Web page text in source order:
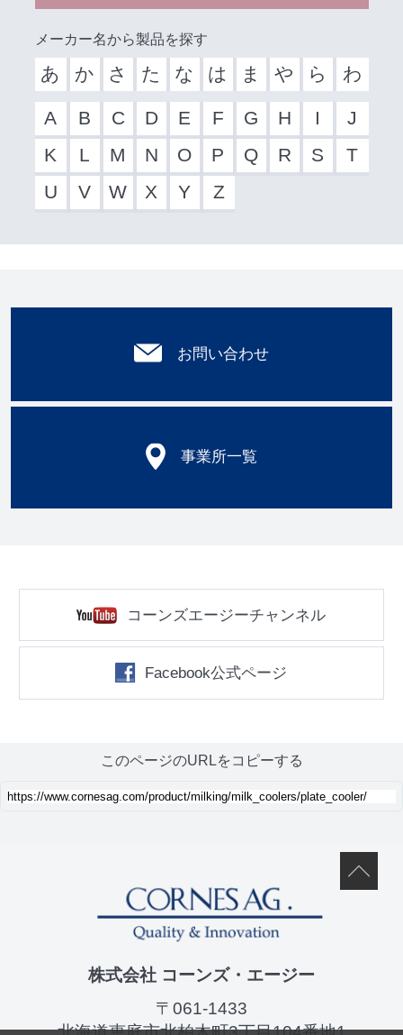
メーカー名から製品を探す
あ か さ た な は ま や ら わ
A B C D E F G H I
J
K
L M N O P Q R S
T
U
V W X Y Z
お問い合わせ
事業所一覧
コーンズエージーチャンネル
Facebook公式ページ
このページのURLをコピーする
株式会社 コーンズ・エージー
〒061-1433